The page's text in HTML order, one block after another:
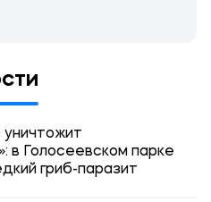
уничтожит
в Голосеевском парке
гриб-паразит